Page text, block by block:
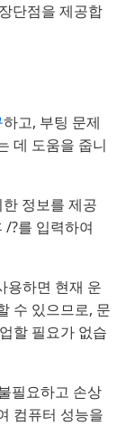
단점을 제공합
하고, 부팅 문제
데 도움을 줍니
정보를 제공
/?를 입력하여
용하면 현재 운
수 있으므로, 문
할 필요가 없습
필요하고 손상
컴퓨터 성능을